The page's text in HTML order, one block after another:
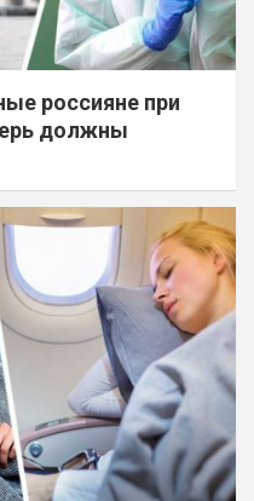
россияне при
должны